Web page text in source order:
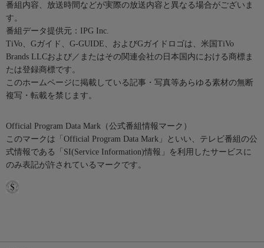
番組内容、放送時間などが実際の放送内容と異なる場合がございま
す。
番組データ提供元：IPG Inc.
TiVo、Gガイド、G-GUIDE、およびGガイドロゴは、米国TiVo
Brands LLCおよび／またはその関連会社の日本国内における商標ま
たは登録商標です。
このホームページに掲載している記事・写真等あらゆる素材の無断
複写・転載を禁じます。
Official Program Data Mark（公式番組情報マーク）
このマークは「Official Program Data Mark」といい、テレビ番組の公
式情報である「SI(Service Information)情報」を利用したサービスに
のみ表記が許されているマークです。